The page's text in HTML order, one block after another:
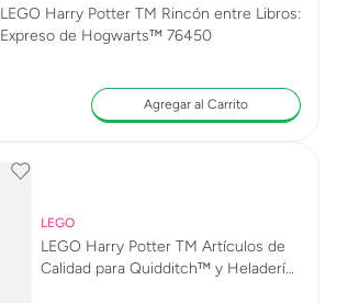
LEGO Harry Potter TM Rincón entre Libros:
Expreso de Hogwarts™ 76450
Agregar al Carrito
LEGO
LEGO Harry Potter TM Artículos de
Calidad para Quidditch™ y Heladería